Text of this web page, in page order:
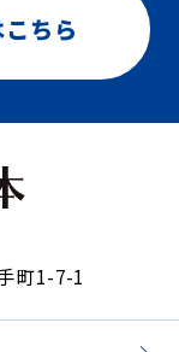
ちら
町1-7-1